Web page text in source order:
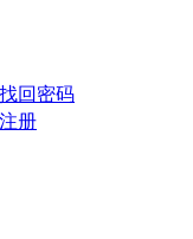
找回密码
注册